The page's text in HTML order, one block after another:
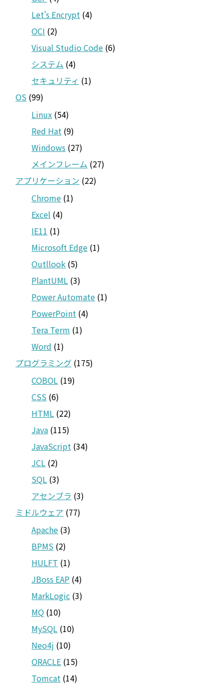
Let's Encrypt (4)
OCI (2)
Visual Studio Code (6)
システム (4)
セキュリティ (1)
OS (99)
Linux (54)
Red Hat (9)
Windows (27)
メインフレーム (27)
アプリケーション (22)
Chrome (1)
Excel (4)
IE11 (1)
Microsoft Edge (1)
Outllook (5)
PlantUML (3)
Power Automate (1)
PowerPoint (4)
Tera Term (1)
Word (1)
プログラミング (175)
COBOL (19)
CSS (6)
HTML (22)
Java (115)
JavaScript (34)
JCL (2)
SQL (3)
アセンブラ (3)
ミドルウェア (77)
Apache (3)
BPMS (2)
HULFT (1)
JBoss EAP (4)
MarkLogic (3)
MQ (10)
MySQL (10)
Neo4j (10)
ORACLE (15)
Tomcat (14)